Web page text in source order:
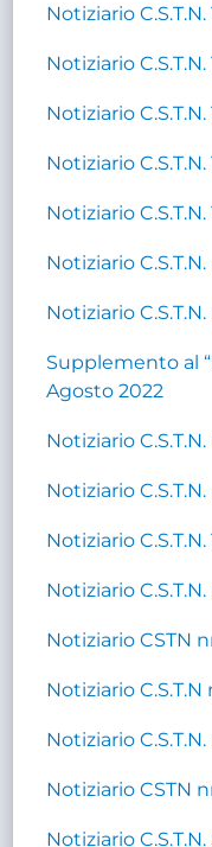
Notiziario
Notiziario
Notiziario
Notiziario
Notiziario
Notiziario
Notiziario
Supplemento al
Agosto 2022
Notiziario
Notiziario
Notiziario
Notiziario
Notiziario CSTN
Notiziario C.S.T.N
Notiziario
Notiziario CSTN
Notiziario